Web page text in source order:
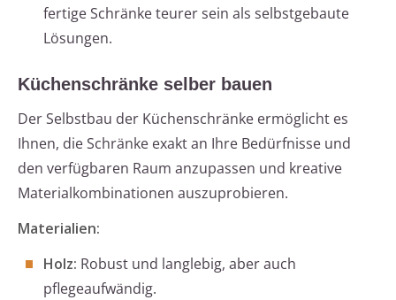
fertige Schränke teurer sein als selbstgebaute
Lösungen.
Küchenschränke selber bauen
Der Selbstbau der Küchenschränke ermöglicht es
Ihnen, die Schränke exakt an Ihre Bedürfnisse und
den verfügbaren Raum anzupassen und kreative
Materialkombinationen auszuprobieren.
Materialien:
Holz: Robust und langlebig, aber auch
pflegeaufwändig.